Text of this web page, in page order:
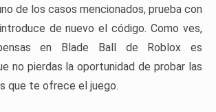
de los casos mencionados, prueba con
de nuevo el código. Como ves,
en Blade Ball de Roblox es
no pierdas la oportunidad de probar las
que te ofrece el juego.